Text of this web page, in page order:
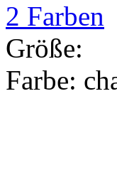
2 Farben
Größe:
Farbe: